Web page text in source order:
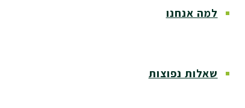
למה אנחנו
שאלות נפוצות